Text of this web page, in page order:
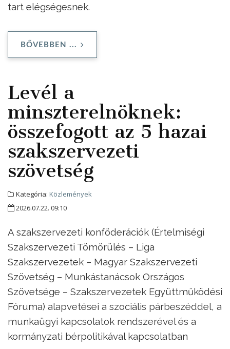
tart elégségesnek.
BŐVEBBEN ...
Levél a
minszterelnöknek:
összefogott az 5 hazai
szakszervezeti
szövetség
Kategória: Közlemények
2026.07.22. 09:10
A szakszervezeti konföderációk (Értelmiségi
Szakszervezeti Tömörülés – Liga
Szakszervezetek – Magyar Szakszervezeti
Szövetség – Munkástanácsok Országos
Szövetsége – Szakszervezetek Együttműködési
Fóruma) alapvetései a szociális párbeszéddel, a
munkaügyi kapcsolatok rendszerével és a
kormányzati bérpolitikával kapcsolatban